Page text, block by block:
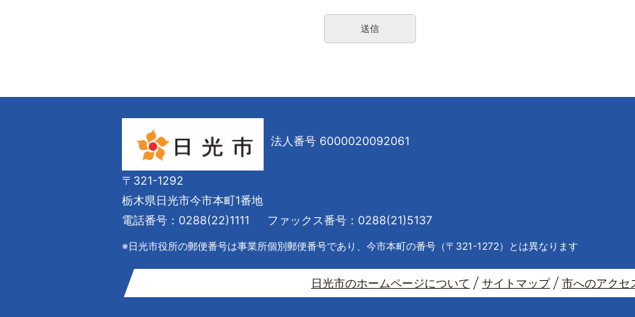
法人番号 6000020092061
〒321-1292
栃木県日光市今市本町1番地
電話番号：0288(22)1111
ファックス番号：0288(21)5137
※日光市役所の郵便番号は事業所個別郵便番号であり、今市本町の番号（〒321-1272）とは異なります
日光市のホームページについて サイトマップ 市へのアクセ